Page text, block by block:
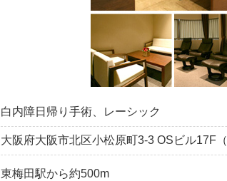
白内障日帰り手術、レーシック
大阪府大阪市北区小松原町3-3 OSビル17F（
東梅田駅から約500m